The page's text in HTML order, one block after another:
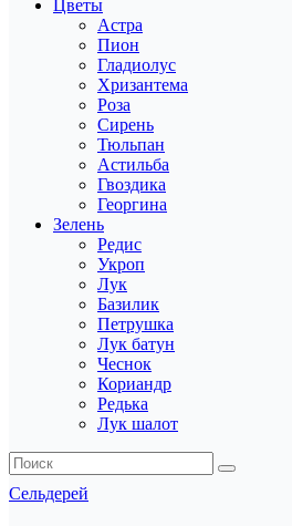
Цветы
Астра
Пион
Гладиолус
Хризантема
Роза
Сирень
Тюльпан
Астильба
Гвоздика
Георгина
Зелень
Редис
Укроп
Лук
Базилик
Петрушка
Лук батун
Чеснок
Кориандр
Редька
Лук шалот
Сельдерей